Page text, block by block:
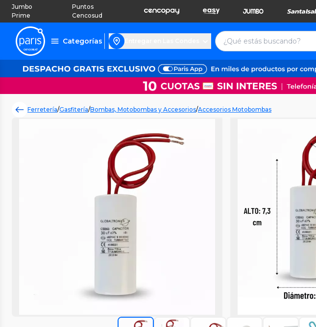
Jumbo
Prime
Puntos
Cencosud
Categorías
Ferretería/Gasfitería/Bombas, Motobombas y Accesorios/Accesorios Motobombas